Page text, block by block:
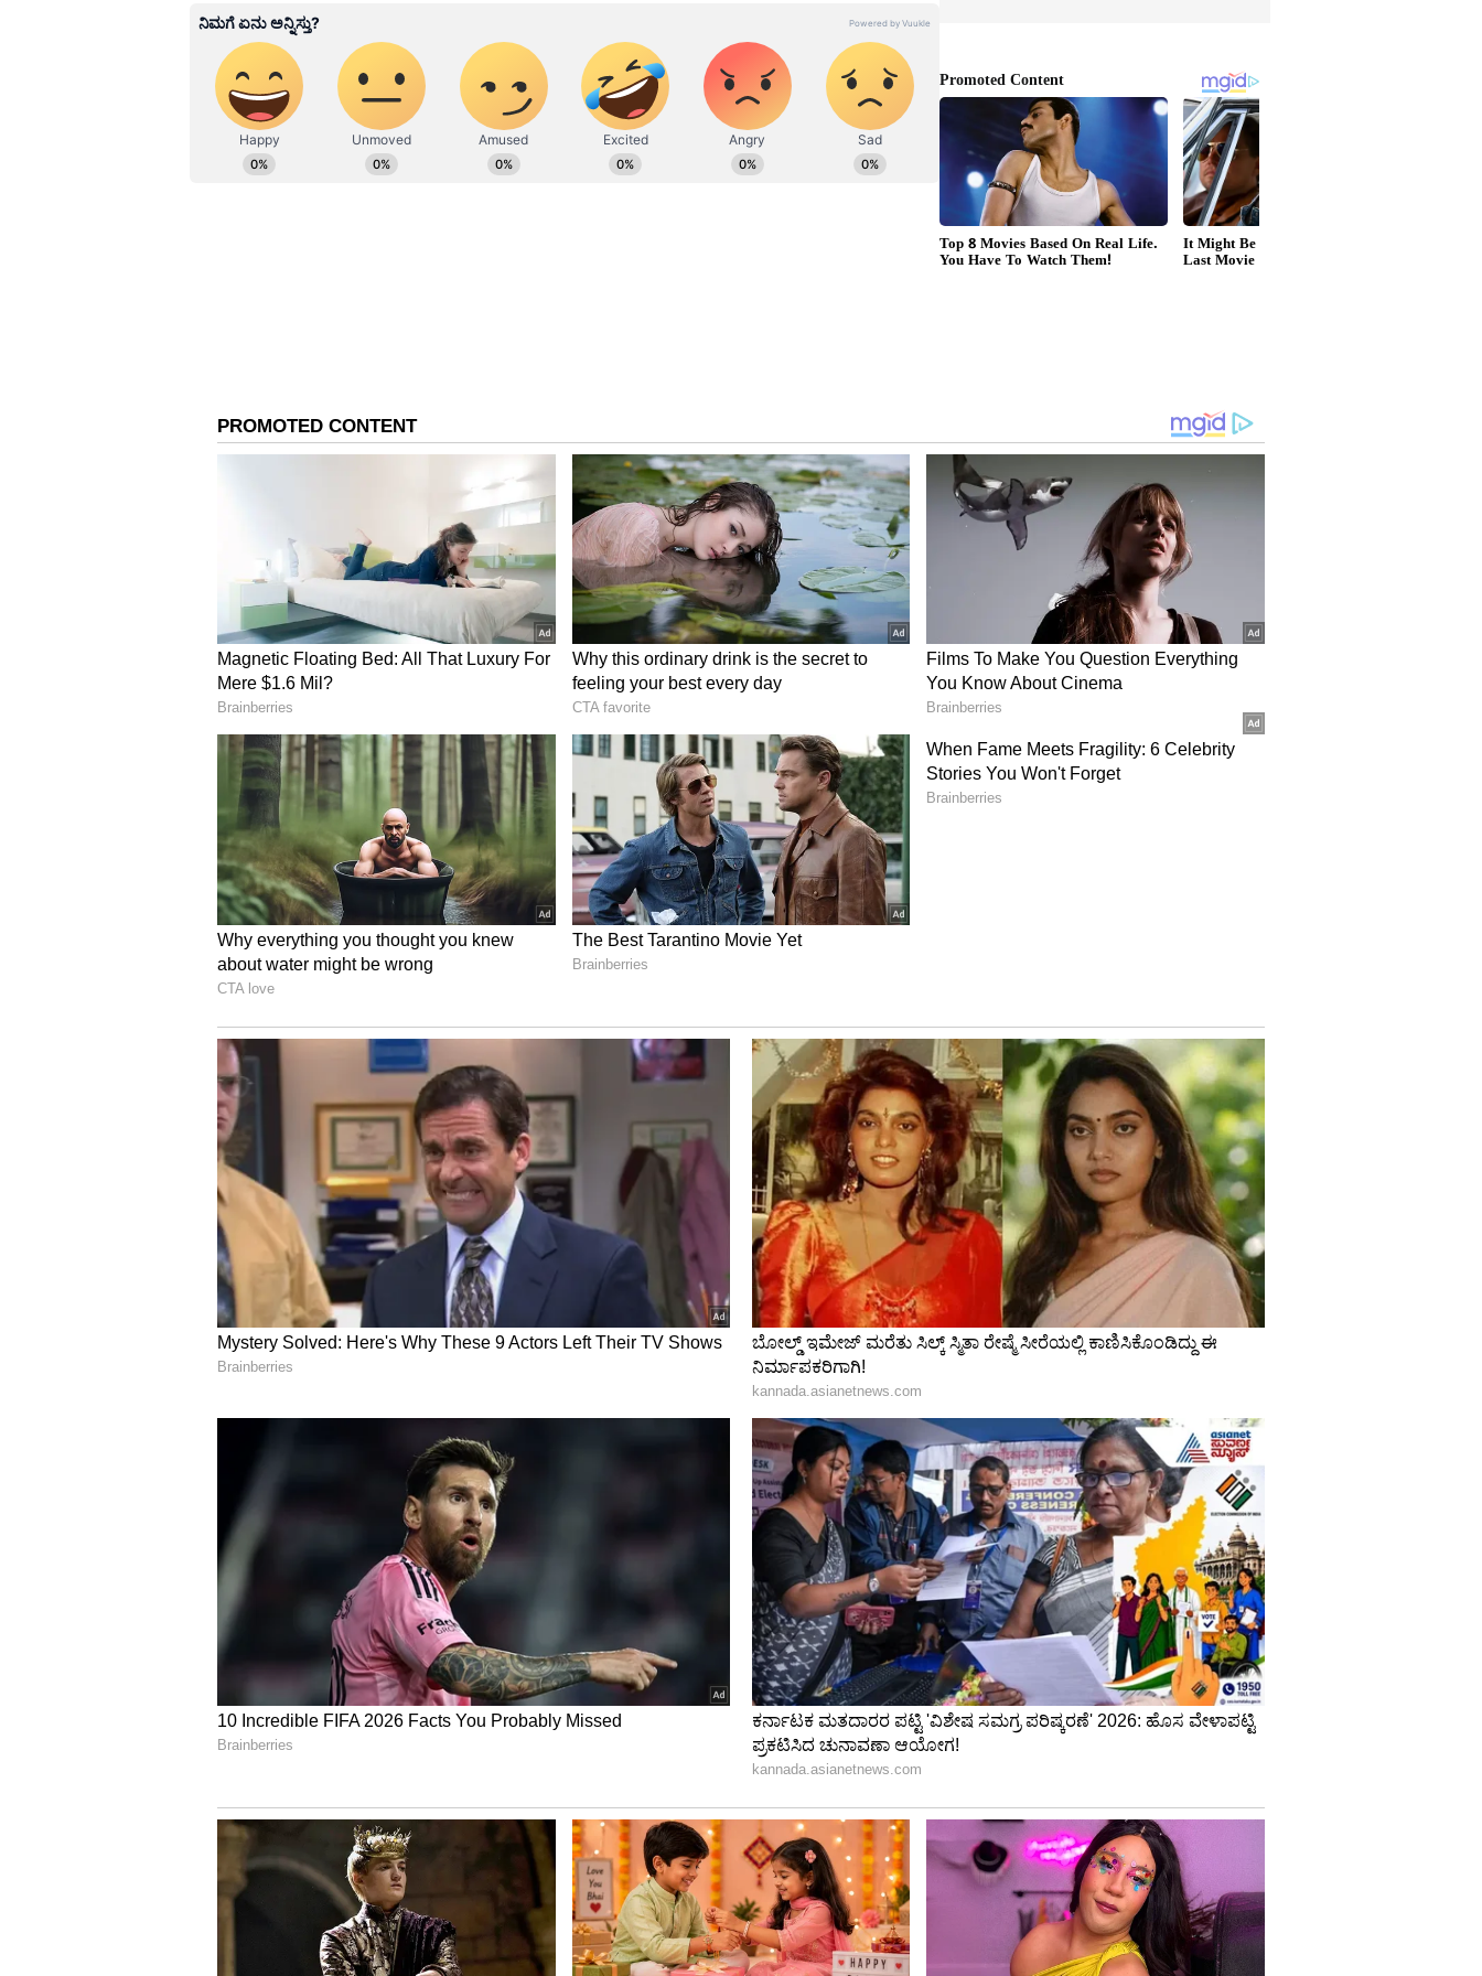
ಟೆಸ್ಟ್‌ ಕ್ರಿಕೆಟ್‌ನಲ್ಲಿ 100 ವಿಕೆಟ್ ಸಾಧನೆ ಮಾಡಲು ಸಜ್ಜಾಗಿದ್ದೇನೆ. ನನ್ನ ಕಷ್ಟದ ಸಂದರ್ಭದಲ್ಲಿ ನನಗೆ ಬೆಂಬಲವಾಗಿ
ನಿಂತ ಅಭಿಮಾನಿಗಳಿಗೆ ನಾನು ಧನ್ಯವಾದಗಳನ್ನು ಅರ್ಪಿಸುತ್ತೇನೆ ಹಾಗೂ ಹೊಸ ಸವಾಲು ಸ್ವೀಕರಿಸಲು ಎದುರು
ನೋಡುತ್ತಿದ್ದೇನೆ ಎಂದು ಶಾಹೀನ್ ಅಫ್ರಿದಿ ಹೇಳಿದ್ದಾರೆ.
ಆಫ್ಘಾನಿಸ್ತಾನ ಎದುರು 546 ರನ್ ಅಂತರದಲ್ಲಿ ಟೆಸ್ಟ್ ಗೆದ್ದ ಬಾಂಗ್ಲಾದೇಶ..! 21ನೇ ಶತಮಾನದ
ಅತಿದೊಡ್ಡ ಗೆಲುವು
ವಿಶ್ವ ಟೆಸ್ಟ್ ಚಾಂಪಿಯನ್‌ಶಿಪ್ ಭಾಗವಾಗಿ ಪಾಕಿಸ್ತಾನ ತಂಡವು ಎರಡು ಪಂದ್ಯಗಳ ಟೆಸ್ಟ್ ಸರಣಿಯನ್ನಾಡಲು
ಲಂಕಾ ಪ್ರವಾಸ ಕೈಗೊಳ್ಳಲಿದೆ. ಲಂಕಾ ಪ್ರವಾಸದ ಸಿದ್ದತೆಗಾಗಿ ಜುಲೈ 03ರಂದು ಪಾಕ್‌ ತಂಡವು ಒಟ್ಟಾಗಿ ಅಭ್ಯಾಸ
ನಡೆಸಲಿದ್ದು, ಜುಲೈ 09ರಂದ ಲಂಕಾಗೆ ಟೆಸ್ಟ್ ಸರಣಿಯನ್ನಾಡಲು ಪ್ರವಾಸ ಕೈಗೊಳ್ಳಲಿದೆ. ಲಂಕಾ ಪ್ರವಾಸದ
ವೇಳಾಪಟ್ಟಿ ಇನ್ನೂ ಪ್ರಕಟವಾಗಿಲ್ಲ.
ಲಂಕಾ ಎದುರಿನ ಟೆಸ್ಟ್ ಸರಣಿಗೆ ಪಾಕಿಸ್ತಾನ ತಂಡ ಹೀಗಿದೆ ನೋಡಿ:
ಬಾಬರ್ ಅಜಂ(ನಾಯಕ), ಮೊಹಮ್ಮದ್ ರಿಜ್ವಾನ್(ಉಪನಾಯಕ&ವಿಕೆಟ್ ಕೀಪರ್), ಅಮಿರ್ ಜಮಾಲ್,
ಅಬ್ದುಲ್ಲಾ ಶಫಿಕ್, ಅಬ್ರಾರ್ ಅಹಮ್ಮದ್, ಹಸನ್ ಅಲಿ, ಇಮಾಮ್ ಉಲ್ ಹಕ್, ಮೊಹಮ್ಮದ್ ಹುರೈರಾ,
ಕೀಪರ್), ಸೌದ್ ಶಕೀಲ್, ಶಾಹೀನ್ ಅಫ್ರಿದಿ ಮತ್ತು ಶಾನ್ ಮಸೂದ್.
NK
ನವೀನ್ ಕೊಡಸೆ ಏಷ್ಯಾನೆಟ್ ಕನ್ನಡದಲ್ಲಿ ಮುಖ್ಯ ಉಪಸಂಪಾದಕ. ಕಳೆದ 9 ವರ್ಷಗಳಿಂದಲೂ ಮಾಧ್ಯಮ
ಜಗತ್ತಿನಲ್ಲಿದ್ದೇನೆ. ಅಪ್ಪಟ ಮಲೆನಾಡಿನ ಹುಡುಗ. ಕುವೆಂಪು ವಿವಿಯ ಪತ್ರಿಕೋದ್ಯಮ ಪದವಿ ಇದೆ. ರಾಜ್‌ ನ್ಯೂಸ್‌
ಮೂಲಕ ಮಾಧ್ಯಮ ಲೋಕಕ್ಕೆ ಕಾಲಿಟ್ಟವನು. ಡಿಜಿಟಲ್‌ ಮಾಧ್ಯಮ ಲೋಕದಲ್ಲಿ ಪಳಗಿದರೂ, ಕಲಿಯೋದಿದೆ
ಅಪಾರ. ಕ್ರೀಡೆ, ರಾಜಕೀಯ, ಸಾಹಿತ್ಯದಲ್ಲಿದೆ ಆಸಕ್ತಿ. ಕ್ರೀಡಾ ಸುದ್ದಿಯೇ ನನ್ನ ಜೀವಾಳ.